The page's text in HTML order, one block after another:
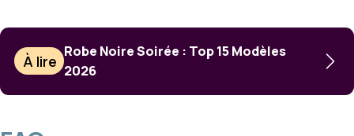
À lire
Robe Noire Soirée : Top 15 Modèles
2026